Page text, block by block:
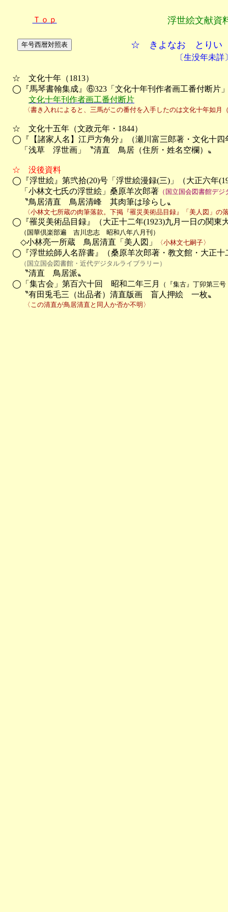
Ｔｏｐ 浮世絵文献資
☆ きよなお とりい
〔生没年未詳
☆　文化十年（1813）
◯『馬琴書翰集成』⑥323「文化十年刊作者画工番付断片
文化十年刊作者画工番付断片
〈書き入れによると、三馬がこの番付を入手したのは文化十年如月
☆　文化十五年（文政元年・1844）
◯『【諸家人名】江戸方角分』（瀬川富三郎著・文化十四
「浅草　浮世画」〝清直　鳥居（住所・姓名空欄）〟
☆　没後資料
◯『浮世絵』第弐拾(20)号「浮世絵漫録(三)」（大正六年
「小林文七氏の浮世絵」桑原羊次郎著 （国立国会図書館デ
〝鳥居清直　鳥居清峰　其肉筆は珍らし〟
〈小林文七所蔵の肉筆落款。下掲『罹災美術品目録』「美人図」の
◯『罹災美術品目録』（大正十二年(1923)九月一日の関東
（国華倶楽部遍　吉川忠志　昭和八年八月刊）
◇小林亮一所蔵　鳥居清直「美人図」 〈小林文七嗣子〉
◯『浮世絵師人名辞書』（桑原羊次郎著・教文館・大正十
（国立国会図書館・近代デジタルライブラリー）
〝清直　鳥居派〟
◯「集古会」第百六十回　昭和二年三月
（『集古』丁卯第三
〝有田兎毛三（出品者）清直版画　盲人押絵　一枚〟
〈この清直が鳥居清直と同人か否か不明〉